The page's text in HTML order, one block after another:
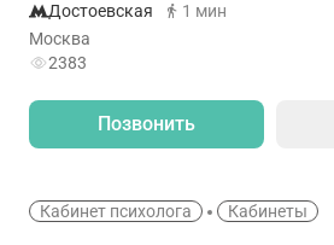
Достоевская
1 мин
Москва
2383
Позвонить
Кабинет психолога Кабинеты